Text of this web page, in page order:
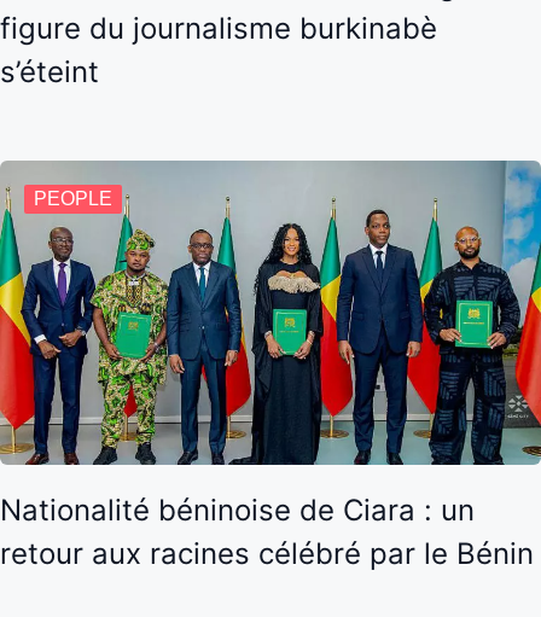
figure du journalisme burkinabè
s’éteint
PEOPLE
Nationalité béninoise de Ciara : un
retour aux racines célébré par le Bénin